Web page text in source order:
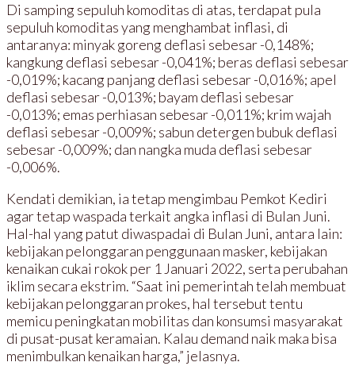
Di samping sepuluh komoditas di atas, terdapat pula
sepuluh komoditas yang menghambat inflasi, di
antaranya: minyak goreng deflasi sebesar -0,148%;
kangkung deflasi sebesar -0,041%; beras deflasi sebesar
-0,019%; kacang panjang deflasi sebesar -0,016%; apel
deflasi sebesar -0,013%; bayam deflasi sebesar
-0,013%; emas perhiasan sebesar -0,011%; krim wajah
deflasi sebesar -0,009%; sabun detergen bubuk deflasi
sebesar -0,009%; dan nangka muda deflasi sebesar
-0,006%.
Kendati demikian, ia tetap mengimbau Pemkot Kediri
agar tetap waspada terkait angka inflasi di Bulan Juni.
Hal-hal yang patut diwaspadai di Bulan Juni, antara lain:
kebijakan pelonggaran penggunaan masker, kebijakan
kenaikan cukai rokok per 1 Januari 2022, serta perubahan
iklim secara ekstrim. “Saat ini pemerintah telah membuat
kebijakan pelonggaran prokes, hal tersebut tentu
memicu peningkatan mobilitas dan konsumsi masyarakat
di pusat-pusat keramaian. Kalau demand naik maka bisa
menimbulkan kenaikan harga,” jelasnya.